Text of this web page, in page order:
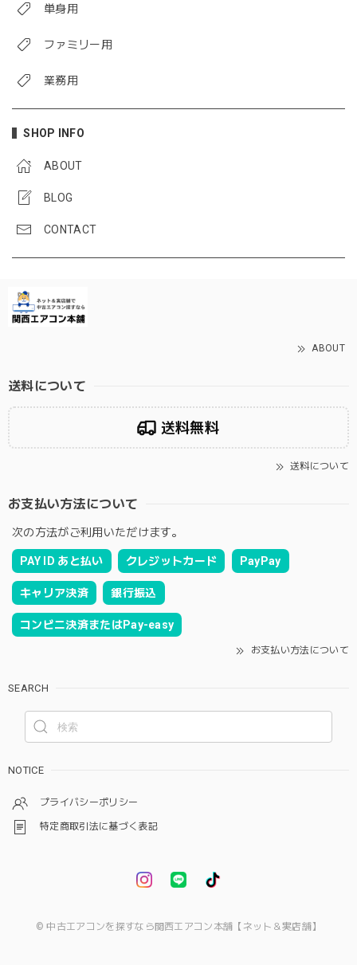
単身用
ファミリー用
業務用
SHOP INFO
ABOUT
BLOG
CONTACT
ABOUT
送料について
送料無料
送料について
お支払い方法について
次の方法がご利用いただけます。
PAY ID あと払い クレジットカード PayPay
キャリア決済 銀行振込
コンビニ決済またはPay-easy
お支払い方法について
SEARCH
NOTICE
プライバシーポリシー
特定商取引法に基づく表記
© 中古エアコンを探すなら関西エアコン本舗【ネット＆実店舗】